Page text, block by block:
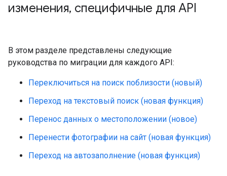
изменения, специфичные для API
В этом разделе представлены следующие
руководства по миграции для каждого API:
Переключиться на поиск поблизости (новый)
Переход на текстовый поиск (новая функция)
Перенос данных о местоположении (новое)
Перенести фотографии на сайт (новая функция)
Переход на автозаполнение (новая функция)